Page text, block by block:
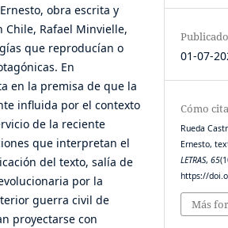
obra escrita y
Chile, Rafael Minvielle,
que reproducían o
En
en la premisa de que la
influida por el contexto
de la reciente
que interpretan el
del texto, salía de
por la
guerra civil de
proyectarse con
Publicado
01-07-
Cómo
Rueda
Ernesto,
LETRAS,65
https://
Más